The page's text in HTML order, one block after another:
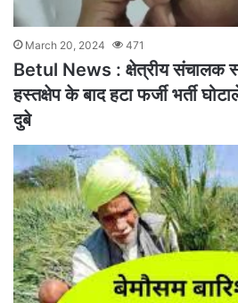
March 20, 2024 471
Betul News : क्षेत्रीय संचालक
हस्तक्षेप के बाद हटा फर्जी भर्ती
दुबे